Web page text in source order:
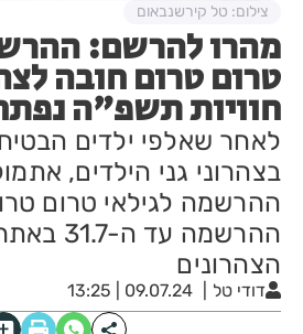
מהרו להרשם:
טרום טרום חובה
חוויות תשפ"ה
לאחר שאלפי ילדים
בצהרוני גני הילדים,
ההרשמה לגילאי טרום
ההרשמה
הצהרונים
דודי טל 09.07.24 | 13:25
צילום: טל קירשנבאום